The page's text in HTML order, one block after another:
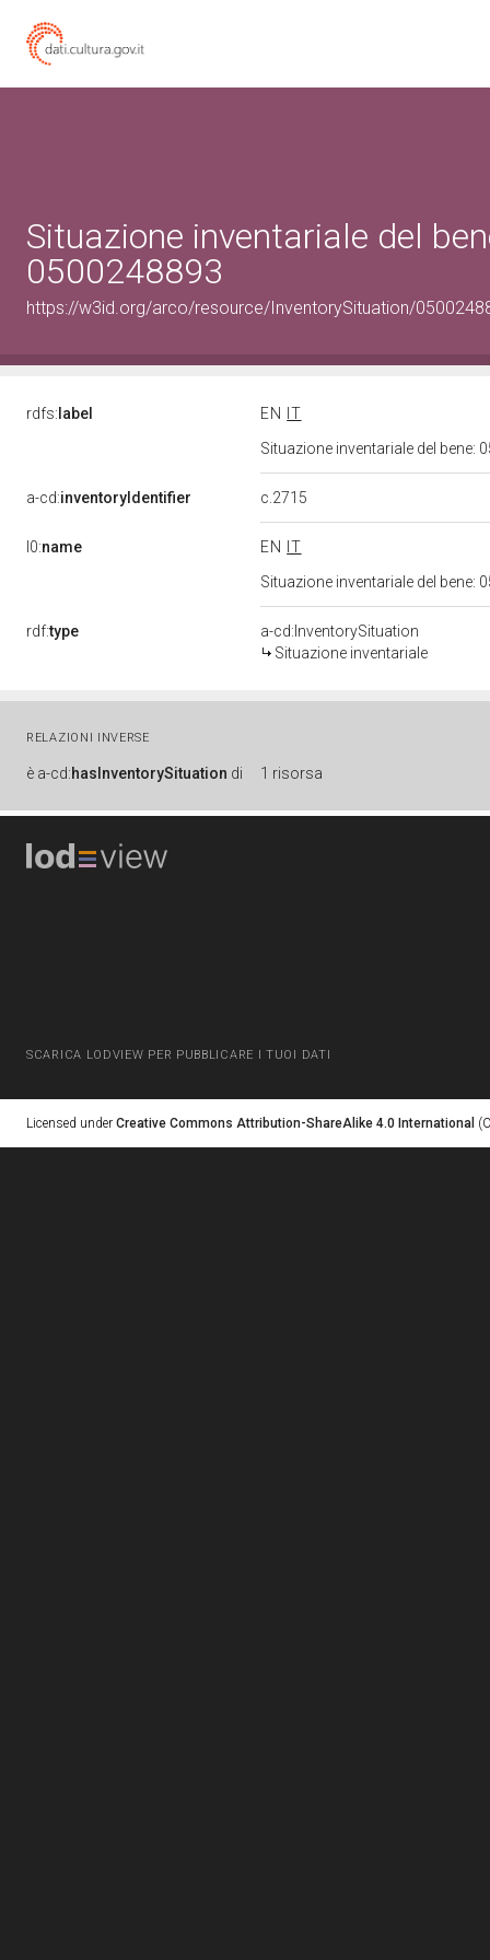
Situazione inventariale del
0500248893
https://w3id.org/arco/resource/InventorySituation/
rdfs: label EN
IT
Situazione inventariale del bene:
a-cd:inventoryIdentifier c.2715
l0:name EN
IT
Situazione inventariale del bene:
rdf:type
a-cd:InventorySituation
Situazione inventariale
RELAZIONI INVERSE
è a-cd:hasInventorySituation di 1 risorsa
SCARICA LODVIEW PER PUBBLICARE I TUOI DATI
Licensed under Creative Commons Attribution-ShareAlike 4.0 International